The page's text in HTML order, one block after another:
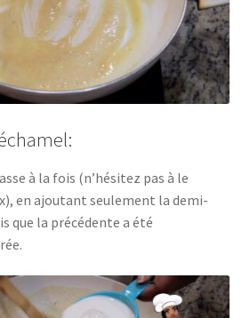
à la fois (n’hésitez pas à le
en ajoutant seulement la demi-
que la précédente a été